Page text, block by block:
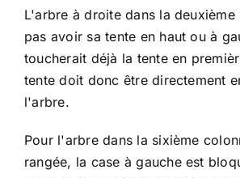
L'arbre à droite dans la deuxième
pas avoir sa tente en haut ou à
toucherait déjà la tente en
tente doit donc être directement
l'arbre.
Pour l'arbre dans la sixième
rangée, la case à gauche est